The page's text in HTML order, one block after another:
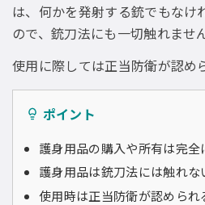
は、何かを発射する銃でもなけ
ので、銃刀法にも一切触れませ
使用に際しては正当防衛が認め
ポイント
護身用品の購入や所有は完全
護身用品は銃刀法には触れな
使用時は正当防衛が認められ